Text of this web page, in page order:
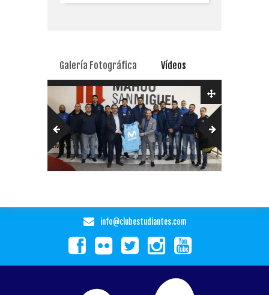
Galería Fotográfica Vídeos
info@clubestudiantes.com